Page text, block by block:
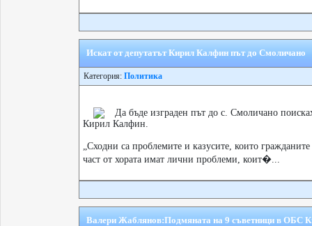
Искат от депутатът Кирил Калфин път до Смоличано
Категория: Политика
Да бъде изграден път до с. Смоличано
Кирил Калфин.
„Сходни са проблемите и казусите, които
част от хората имат лични проблеми, коит�...
Валери Жаблянов:Подмяната на 9 съветници в ОБС